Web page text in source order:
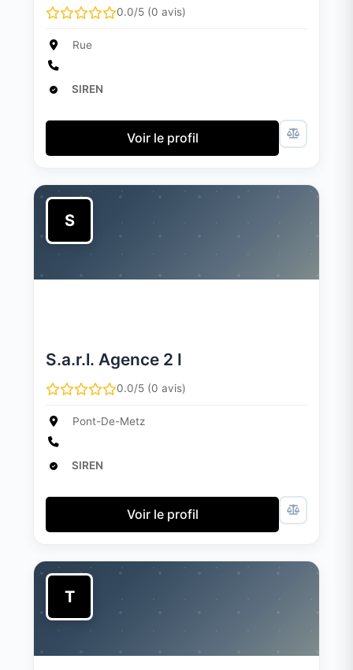
0.0/5 (0 avis)
Rue
SIREN
Voir le profil
S
S.a.r.l. Agence 2 I
0.0/5 (0 avis)
Pont-De-Metz
SIREN
Voir le profil
T